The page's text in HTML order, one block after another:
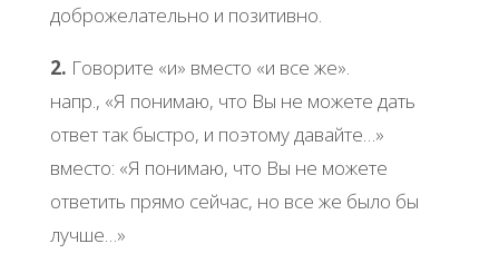
доброжелательно и позитивно.
2. Говорите «и» вместо «и все же».
напр., «Я понимаю, что Вы не можете дать
ответ так быстро, и поэтому давайте…»
вместо: «Я понимаю, что Вы не можете
ответить прямо сейчас, но все же было бы
лучше…»